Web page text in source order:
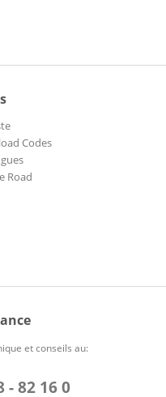
Codes
Road
et conseils au:
- 82 16 0